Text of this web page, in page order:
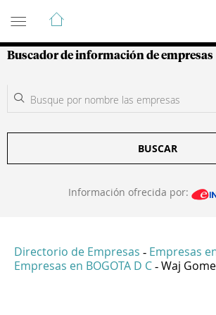
Guía de Empresas
Buscador de información de empresas
BUSCAR
Información ofrecida por:
Directorio de Empresas - Empresas
Empresas en BOGOTA D C - Waj